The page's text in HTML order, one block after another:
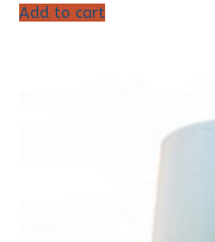
Add to cart